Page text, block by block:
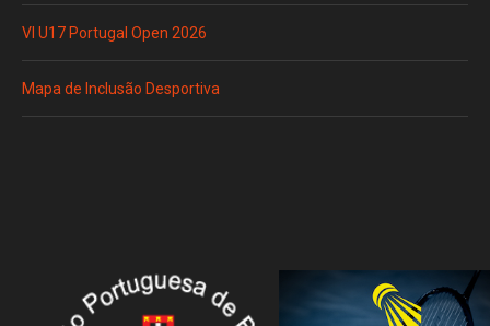
VI U17 Portugal Open 2026
Mapa de Inclusão Desportiva